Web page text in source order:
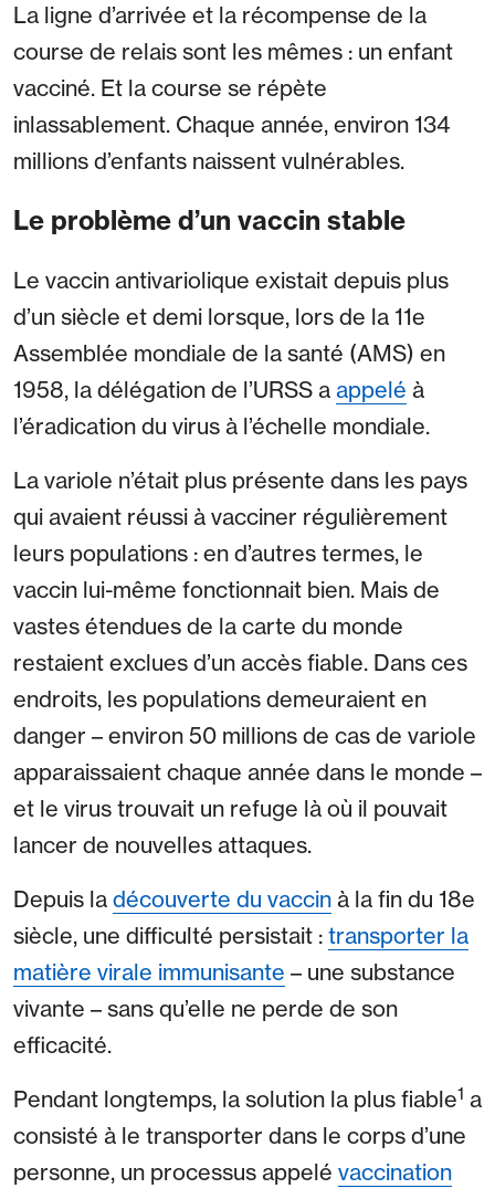
La ligne d’arrivée et la récompense de la
course de relais sont les mêmes : un enfant
vacciné. Et la course se répète
inlassablement. Chaque année, environ 134
millions d’enfants naissent vulnérables.
Le problème d’un vaccin stable
Le vaccin antivariolique existait depuis plus
d’un siècle et demi lorsque, lors de la 11e
Assemblée mondiale de la santé (AMS) en
1958, la délégation de l’URSS a appelé à
l’éradication du virus à l’échelle mondiale.
La variole n’était plus présente dans les pays
qui avaient réussi à vacciner régulièrement
leurs populations : en d’autres termes, le
vaccin lui-même fonctionnait bien. Mais de
vastes étendues de la carte du monde
restaient exclues d’un accès fiable. Dans ces
endroits, les populations demeuraient en
danger – environ 50 millions de cas de variole
apparaissaient chaque année dans le monde –
et le virus trouvait un refuge là où il pouvait
lancer de nouvelles attaques.
Depuis la découverte du vaccin à la fin du 18e
siècle, une difficulté persistait : transporter la
matière virale immunisante – une substance
vivante – sans qu’elle ne perde de son
efficacité.
Pendant longtemps, la solution la plus fiable1 a
consisté à le transporter dans le corps d’une
personne, un processus appelé vaccination